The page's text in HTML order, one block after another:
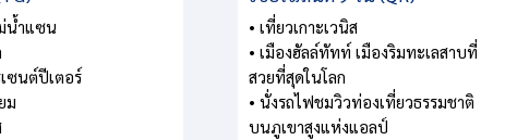
น้ำแซน
ซนต์ปีเตอร์
ม
• เที่ยวเกาะเวนิส
• เมืองฮัลล์ทัทท์ เมืองริมทะเลสาบที่
สวยที่สุดในโลก
• นั่งรถไฟชมวิวท่องเที่ยวธรรมชาติ
บนภูเขาสูงแห่งแอลป์